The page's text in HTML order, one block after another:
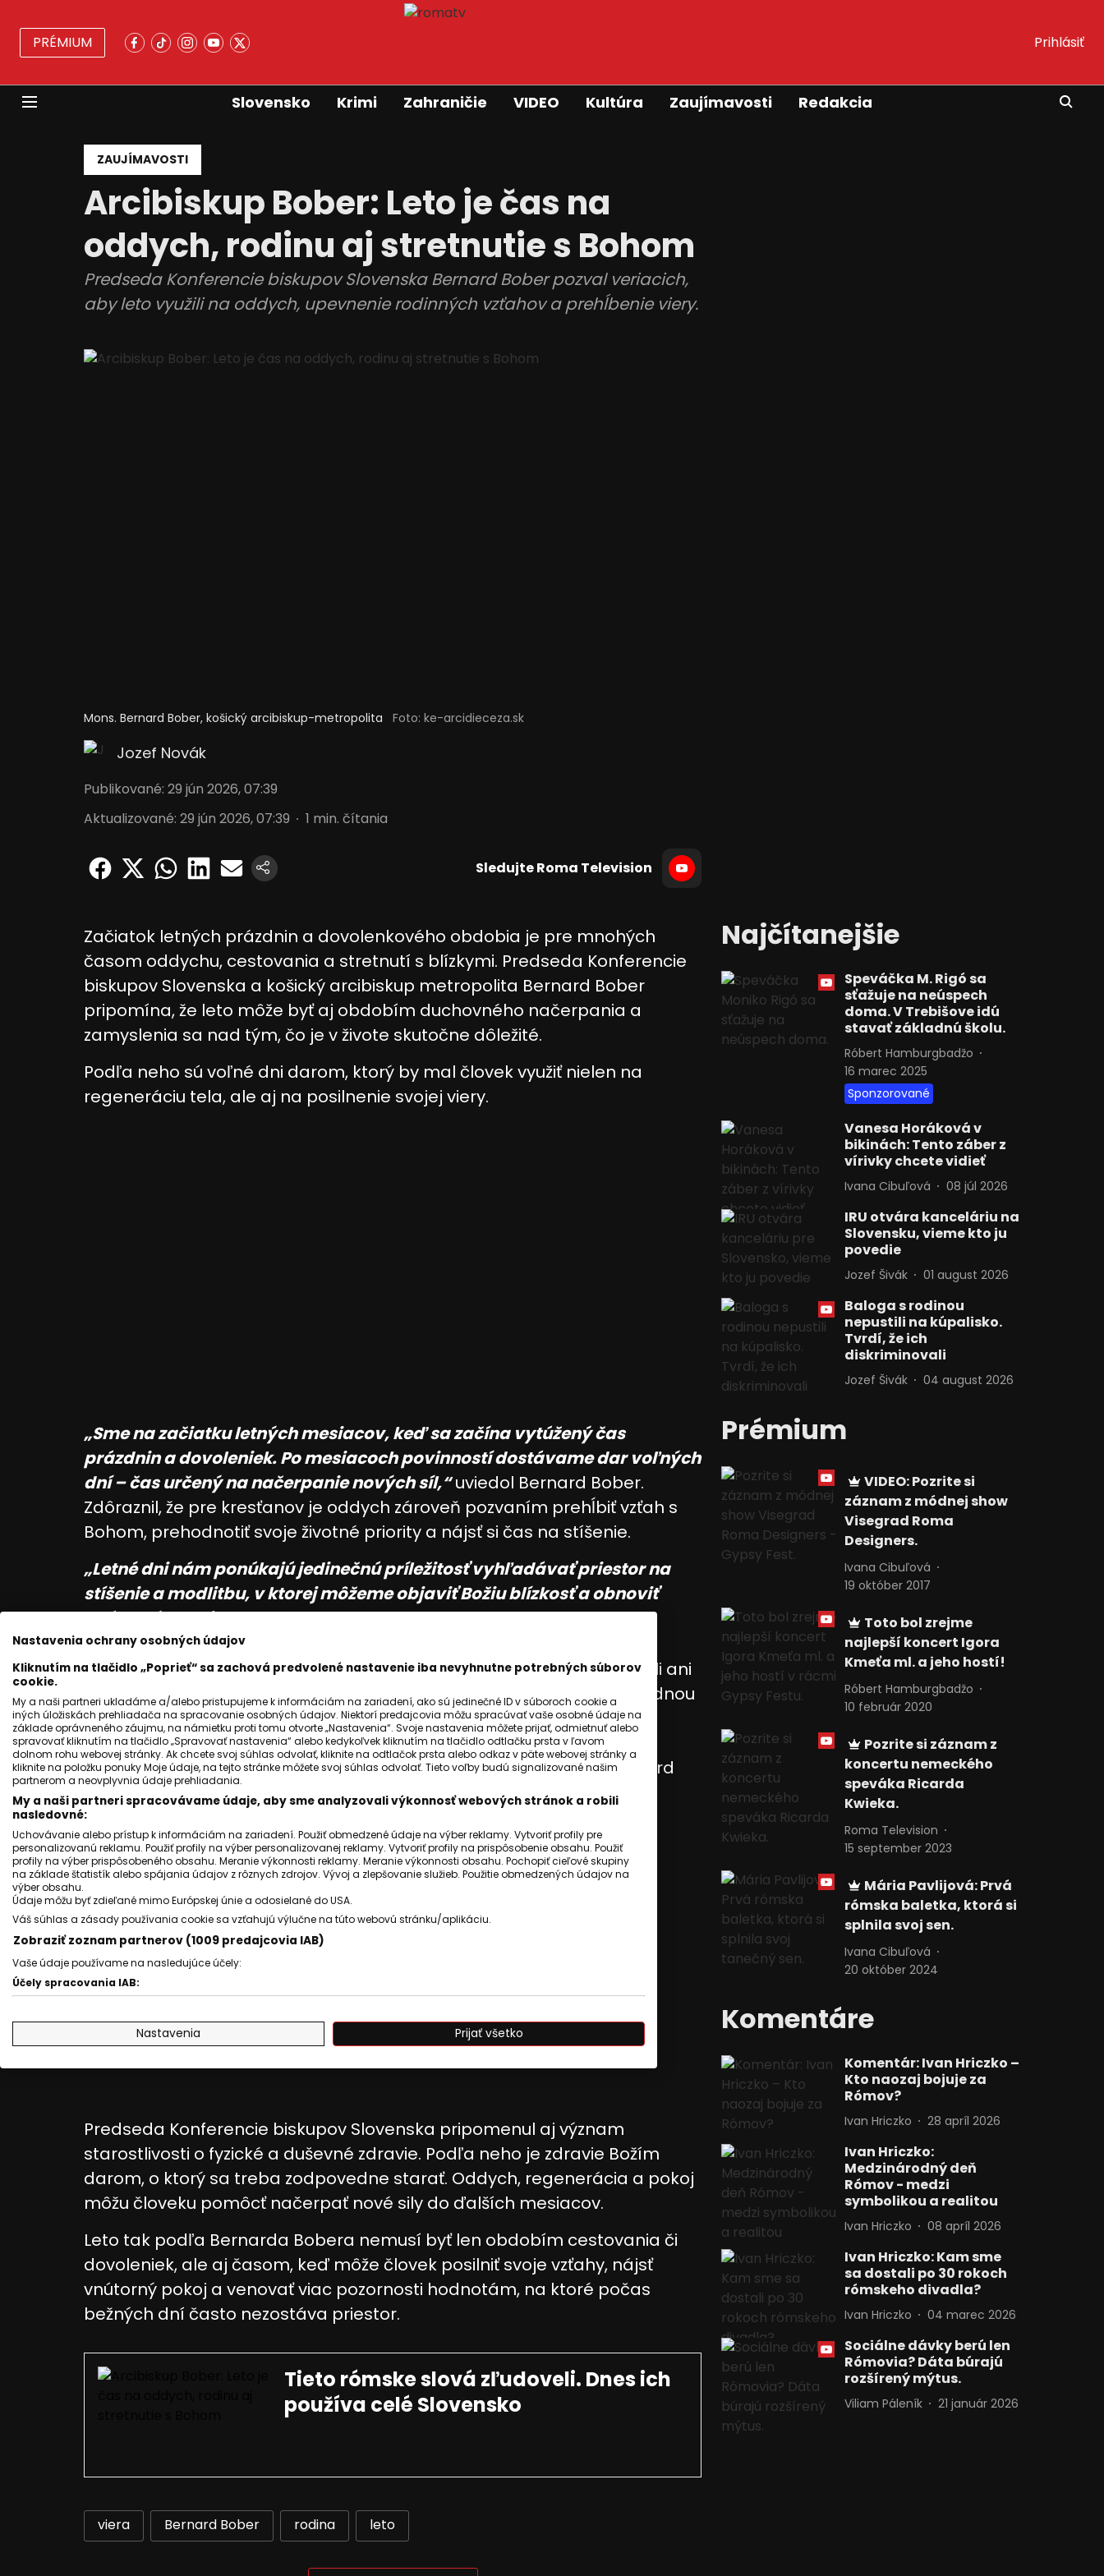
PRÉMIUM Prihlásiť
Slovensko Krimi Zahraničie VIDEO Kultúra Zaujímavosti Redakcia
ZAUJÍMAVOSTI
Arcibiskup Bober: Leto je čas na
oddych, rodinu aj stretnutie s Bohom
Predseda Konferencie biskupov Slovenska Bernard Bober pozval veriacich,
aby leto využili na oddych, upevnenie rodinných vzťahov a prehĺbenie viery.
Mons. Bernard Bober, košický arcibiskup-metropolita Foto: ke-arcidieceza.sk
Jozef Novák
Publikované: 29 jún 2026, 07:39
Aktualizované: 29 jún 2026, 07:39 1 min. čítania
Sledujte Roma Television
Začiatok letných prázdnin a dovolenkového obdobia je pre mnohých
časom oddychu, cestovania a stretnutí s blízkymi. Predseda Konferencie
biskupov Slovenska a košický arcibiskup metropolita Bernard Bober
pripomína, že leto môže byť aj obdobím duchovného načerpania a
zamyslenia sa nad tým, čo je v živote skutočne dôležité.
Podľa neho sú voľné dni darom, ktorý by mal človek využiť nielen na
regeneráciu tela, ale aj na posilnenie svojej viery.
„Sme na začiatku letných mesiacov, keď sa začína vytúžený čas
prázdnin a dovoleniek. Po mesiacoch povinností dostávame dar voľných
dní – čas určený na načerpanie nových síl,“uviedol Bernard Bober.
Zdôraznil, že pre kresťanov je oddych zároveň pozvaním prehĺbiť vzťah s
Bohom, prehodnotiť svoje životné priority a nájsť si čas na stíšenie.
„Letné dni nám ponúkajú jedinečnú príležitosť vyhľadávať priestor na
stíšenie a modlitbu, v ktorej môžeme objaviť Božiu blízkosť a obnoviť
vnútorný pokoj,“dodal.
Arcibiskup vo svojom posolstve vyzval ľudí, aby počas leta nezabúdali ani
na svojich najbližších. Podľa neho je práve dovolenkové obdobie vhodnou
príležitosťou venovať viac času rodine a priateľom, na ktorých počas
pracovného roka často nezostáva dostatok priestoru.„Venujme si
navzájom pozornosť, na ktorú inokedy nezostáva čas,“vyzval Bernard
Bober.
Predseda Konferencie biskupov Slovenska pripomenul aj význam
starostlivosti o fyzické a duševné zdravie. Podľa neho je zdravie Božím
darom, o ktorý sa treba zodpovedne starať. Oddych, regenerácia a pokoj
môžu človeku pomôcť načerpať nové sily do ďalších mesiacov.
Leto tak podľa Bernarda Bobera nemusí byť len obdobím cestovania či
dovoleniek, ale aj časom, keď môže človek posilniť svoje vzťahy, nájsť
vnútorný pokoj a venovať viac pozornosti hodnotám, na ktoré počas
bežných dní často nezostáva priestor.
Tieto rómske slová zľudoveli. Dnes ich
používa celé Slovensko
viera Bernard Bober rodina leto
Najčítanejšie
Speváčka M. Rigó sa
sťažuje na neúspech
doma. V Trebišove idú
stavať základnú školu.
Róbert Hamburgbadžo
16 marec 2025
Sponzorované
Vanesa Horáková v
bikinách: Tento záber z
vírivky chcete vidieť
Ivana Cibuľová 08 júl 2026
IRU otvára kanceláriu na
Slovensku, vieme kto ju
povedie
Jozef Šivák 01 august 2026
Baloga s rodinou
nepustili na kúpalisko.
Tvrdí, že ich
diskriminovali
Jozef Šivák 04 august 2026
Prémium
VIDEO: Pozrite si
záznam z módnej show
Visegrad Roma
Designers.
Ivana Cibuľová
19 október 2017
Toto bol zrejme
najlepší koncert Igora
Kmeťa ml. a jeho hostí!
Róbert Hamburgbadžo
10 február 2020
Pozrite si záznam z
koncertu nemeckého
speváka Ricarda
Kwieka.
Roma Television
15 september 2023
Mária Pavlijová: Prvá
rómska baletka, ktorá si
splnila svoj sen.
Ivana Cibuľová
20 október 2024
Komentáre
Komentár: Ivan Hriczko –
Kto naozaj bojuje za
Rómov?
Ivan Hriczko 28 apríl 2026
Ivan Hriczko:
Medzinárodný deň
Rómov - medzi
symbolikou a realitou
Ivan Hriczko 08 apríl 2026
Ivan Hriczko: Kam sme
sa dostali po 30 rokoch
rómskeho divadla?
Ivan Hriczko 04 marec 2026
Sociálne dávky berú len
Rómovia? Dáta búrajú
rozšírený mýtus.
Viliam Páleník 21 január 2026
Nastavenia ochrany osobných údajov
Kliknutím na tlačidlo „Poprieť“ sa zachová predvolené nastavenie iba nevyhnutne potrebných súborov
cookie.
My a naši partneri ukladáme a/alebo pristupujeme k informáciám na zariadení, ako sú jedinečné ID v súboroch cookie a
iných úložiskách prehliadača na spracovanie osobných údajov. Niektorí predajcovia môžu spracúvať vaše osobné údaje na
základe oprávneného záujmu, na námietku proti tomu otvorte „Nastavenia“. Svoje nastavenia môžete prijať, odmietnuť alebo
spravovať kliknutím na tlačidlo „Spravovať nastavenia“ alebo kedykoľvek kliknutím na tlačidlo odtlačku prsta v ľavom
dolnom rohu webovej stránky. Ak chcete svoj súhlas odvolať, kliknite na odtlačok prsta alebo odkaz v päte webovej stránky a
kliknite na položku ponuky Moje údaje, na tejto stránke môžete svoj súhlas odvolať. Tieto voľby budú signalizované našim
partnerom a neovplyvnia údaje prehliadania.
My a naši partneri spracovávame údaje, aby sme analyzovali výkonnosť webových stránok a robili
nasledovné:
Uchovávanie alebo prístup k informáciám na zariadení. Použiť obmedzené údaje na výber reklamy. Vytvoriť profily pre
personalizovanú reklamu. Použiť profily na výber personalizovanej reklamy. Vytvoriť profily na prispôsobenie obsahu. Použiť
profily na výber prispôsobeného obsahu. Meranie výkonnosti reklamy. Meranie výkonnosti obsahu. Pochopiť cieľové skupiny
na základe štatistík alebo spájania údajov z rôznych zdrojov. Vývoj a zlepšovanie služieb. Použitie obmedzených údajov na
výber obsahu.
Údaje môžu byť zdieľané mimo Európskej únie a odosielané do USA.
Váš súhlas a zásady používania cookie sa vzťahujú výlučne na túto webovú stránku/aplikáciu.
Zobraziť zoznam partnerov (1009 predajcovia IAB)
Vaše údaje používame na nasledujúce účely:
Účely spracovania IAB:
Použiť obmedzené údaje na výber reklamy
Vytvoriť profily na prispôsobenie obsahu
Použiť profily na výber prispôsobeného obsahu
Meranie výkonnosti reklamy
Meranie výkonnosti obsahu
Pochopiť cieľové skupiny na základe štatistík alebo spájania údajov z rôznych
Vývoj a zlepšovanie služieb
Použitie obmedzených údajov na výber obsahu
Používanie presných údajov o geografickej polohe
Nastavenia Prijať všetko